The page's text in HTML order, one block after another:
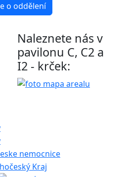
o oddělení
Naleznete nás v
pavilonu C, C2 a
I2 - krček: